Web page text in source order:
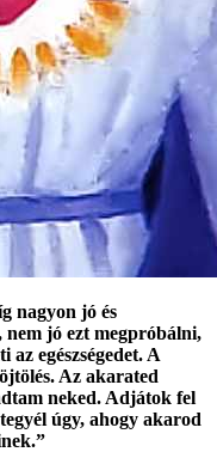
nagyon jó és
nem jó ezt megpróbálni,
az egészségedet. A
Az akarated
neked. Adjátok fel
úgy, ahogy akarod